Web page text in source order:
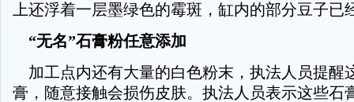
上还浮着一层墨绿色的霉斑，缸内的部分豆子已
“无名”石膏粉任意添加
加工点内还有大量的白色粉末，执法人员提醒
膏，随意接触会损伤皮肤。执法人员表示这些石